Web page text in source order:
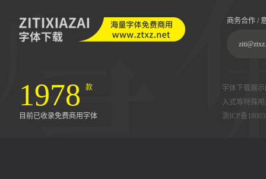
商务合作 /
1978 款
目前已收录免费商用字体
字体下载展
入式等特殊
浙ICP备